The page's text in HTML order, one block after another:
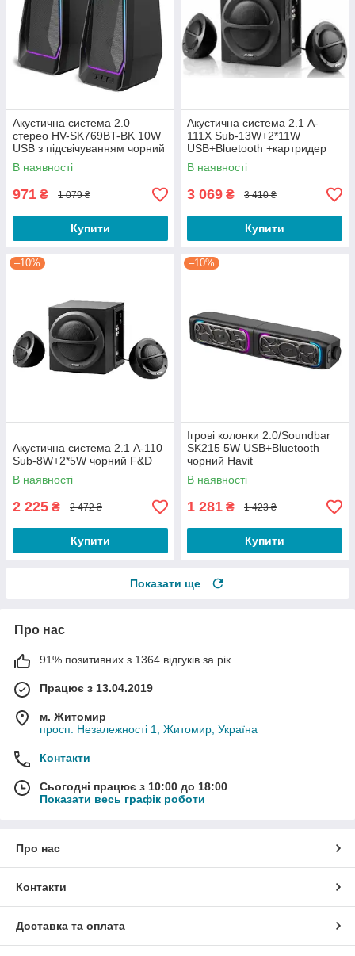
Акустична система 2.0
стерео HV-SK769BT-BK 10W
USB з підсвічуванням чорний
Havit
В наявності
971 ₴ 1 079 ₴
Купити
Акустична система 2.1 A-
111X Sub-13W+2*11W
USB+Bluetooth +картридер
SD/MMC/MS чорний F&D
В наявності
3 069 ₴ 3 410 ₴
Купити
–10%
Акустична система 2.1 A-110
Sub-8W+2*5W чорний F&D
В наявності
2 225 ₴ 2 472 ₴
Купити
–10%
Ігрові колонки 2.0/Soundbar
SK215 5W USB+Bluetooth
чорний Havit
В наявності
1 281 ₴ 1 423 ₴
Купити
Показати ще
Про нас
91% позитивних з 1364 відгуків за рік
Працює з 13.04.2019
м. Житомир
просп. Незалежності 1, Житомир, Україна
Контакти
Сьогодні працює з 10:00 до 18:00
Показати весь графік роботи
Про нас
Контакти
Доставка та оплата